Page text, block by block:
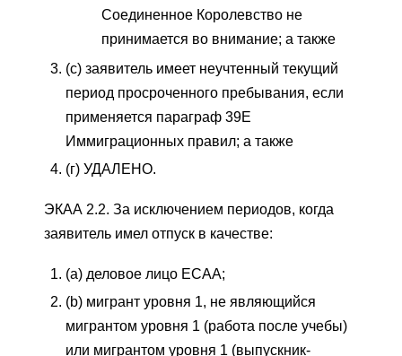
Соединенное Королевство не
принимается во внимание; а также
(c) заявитель имеет неучтенный текущий
период просроченного пребывания, если
применяется параграф 39E
Иммиграционных правил; а также
(г) УДАЛЕНО.
ЭКАА 2.2. За исключением периодов, когда
заявитель имел отпуск в качестве:
(a) деловое лицо ECAA;
(b) мигрант уровня 1, не являющийся
мигрантом уровня 1 (работа после учебы)
или мигрантом уровня 1 (выпускник-